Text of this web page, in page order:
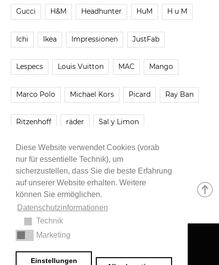
Diese Website verwendet Cookies (vorab
nur für essentielle Technik), um
sicherzustellen, dass Sie die beste Erfahrung
auf unserer Website erhalten. Weitere
können Sie ermöglichen.
Datenschutzinformationen
Technik
Marketing
Einstellungen
Gucci H&M Headhunter HuM H u M
Ichi Ikea Impressionen JustFab
Lespecs Louis Vuitton MAC Mango
Marco Polo Michael Kors Picard Ray Ban
Ritzenhoff räder Sal y Limon
Smartbuyglasses smash! Steve Madden
Westwing Younique Zalando Zara
Impressum
© 2020 Dr. Sarah Schwab-Jung